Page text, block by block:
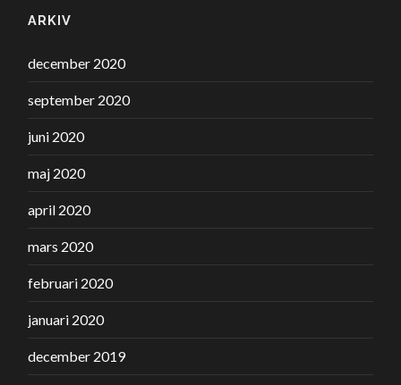
ARKIV
december 2020
september 2020
juni 2020
maj 2020
april 2020
mars 2020
februari 2020
januari 2020
december 2019